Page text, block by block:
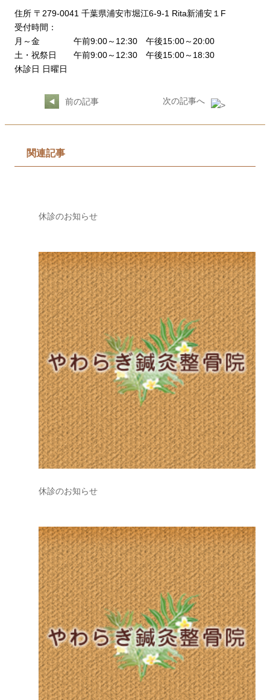
住所 〒279-0041 千葉県浦安市堀江6-9-1 Rita新浦安１F
受付時間：
月～金 午前9:00～12:30 午後15:00～20:00
土・祝祭日 午前9:00～12:30 午後15:00～18:30
休診日 日曜日
前の記事 次の記事へ
関連記事
休診のお知らせ
休診のお知らせ